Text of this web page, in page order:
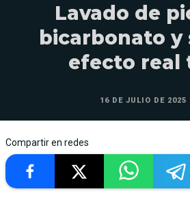
Lavado de
bicarbonato y
efecto real
16 DE JULIO DE 2025
Compartir en redes